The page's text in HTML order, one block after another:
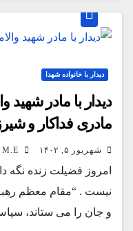
دیدار با خانواده شهدا
دیدار با مادر شهید
مادری فداکار و
شهریور ۵, ۱۴۰۲
امروز فضیلت زنده نگه
نیست . “مقام معظم
و جان را می ستاند،